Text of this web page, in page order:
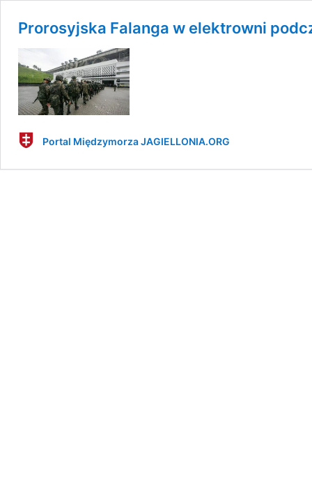
Prorosyjska Falanga w elektrowni
Portal Międzymorza JAGIELLONIA.ORG